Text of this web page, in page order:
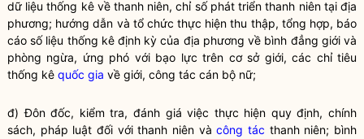
dữ liệu thống kê về thanh niên, chỉ số phát triển thanh niên tại địa
phương; hướng dẫn và tổ chức thực hiện thu thập, tổng hợp, báo
cáo số liệu thống kê định kỳ của địa phương về bình đẳng giới và
phòng ngừa, ứng phó với bạo lực trên cơ sở giới, các chỉ tiêu
thống kê quốc gia về giới, công tác cán bộ nữ;
đ) Đôn đốc, kiểm tra, đánh giá việc thực hiện quy định, chính
sách, pháp luật đối với thanh niên vàcông tác thanh niên; bình